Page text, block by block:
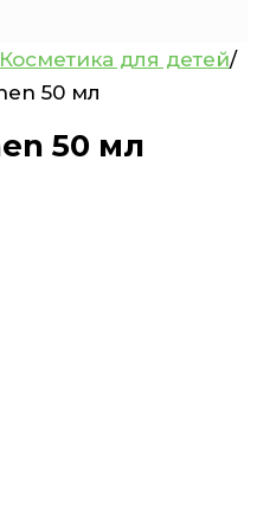
Косметика для детей/
50 мл
50 мл